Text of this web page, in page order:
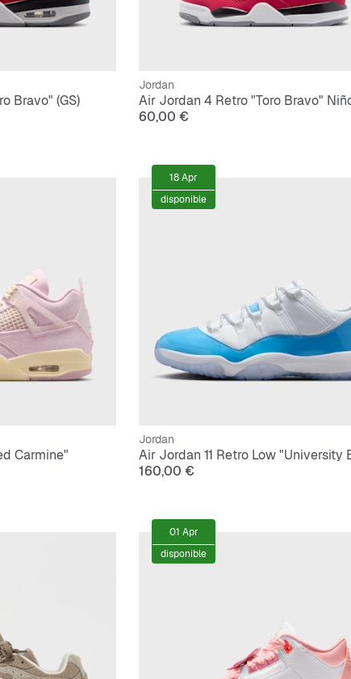
Bravo" (GS)
Jordan
Air Jordan 4 Retro "Toro Bravo"
60,00 €
Carmine"
Jordan
Air Jordan 11 Retro Low "University
160,00 €
18 Apr
disponible
01 Apr
disponible